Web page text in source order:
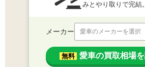
みとやり取りで完結。
メーカー 愛車のメーカーを選択
無料 愛車の買取相場